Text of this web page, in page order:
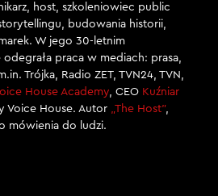
host, szkoleniowiec public
budowania historii,
W jego 30-letnim
praca w mediach: prasa,
Trójka, Radio ZET, TVN24, TVN,
House Academy, CEO Kuźniar
Voice House. Autor „The Host”,
mówienia do ludzi.